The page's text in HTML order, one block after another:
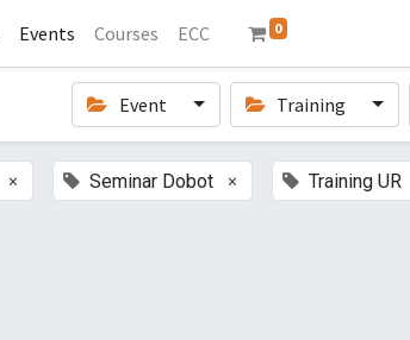
Events Courses ECC 0
Event Training
× Seminar Dobot × Training UR